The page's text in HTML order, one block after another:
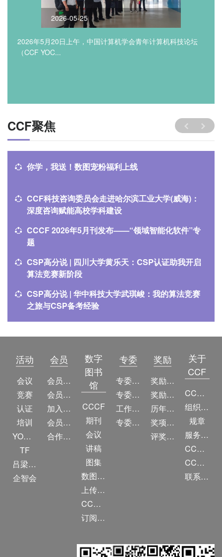
2026-05-25
2026年5月20日上午，中国计算机学会青年计算机科技论坛
（CCF YOC...
CCF聚焦
你学，我送！数图宠粉福利上线
CCF科技咨询委员会走进哈尔滨工业大学(威海)：
深度咨询赋能高校学科建设
CCCF 2026年5月刊发布——“领域智能化软件”专
题
CSP高分说 | 四川大学黄乐天：CSP认证助我开启
算法竞赛新阶段
CSP高分说 | 华中科技大学武琪峻：我的算法竞赛
之旅与CSP备考经验
活动
会议
竞赛
认证
培训
YOCSEF
TF
吕梁振兴
企智会
会员
会员简介
会员权益
加入CCF
会员交费
合作伙伴
数字
图书
馆
CCCF
期刊
会议
讲稿
图集
数图编审委员会
上传/发布作品
CCF DL Focus
订阅《计算》
专委
专委简介
专委条例
工作问答
专委名单
奖励
奖励动态
奖励目录
历年获奖名单
奖项推荐
评奖条例
关于
CCF
CCF简介
组织机构
规章
服务项目
CCF大事记
CCF创建60周年
联系我们